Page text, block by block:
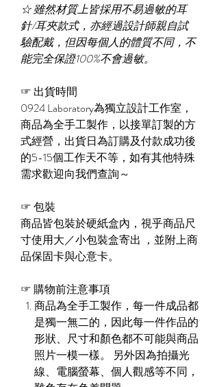
☆雖然材質上皆採用不易過敏的耳
針/耳夾款式，亦經過設計師親自試
驗配戴，但因每個人的體質不同，不
能完全保證100%不會過敏。
☞ 出貨時間
0924 Laboratory為獨立設計工作室，
商品為全手工製作，以接單訂製的方
式經營，出貨日為訂購及付款成功後
的5-15個工作天不等，如有其他特殊
需求歡迎向我們查詢～
☞包裝
商品皆包裝於硬紙盒內，視乎商品尺
寸使用大／小包裝盒寄出 ，並附上商
品保固卡與心意卡。
☞購物前注意事項
商品為全手工製作，每一件成品都
是獨一無二的，因此每一件作品的
形狀、尺寸和顏色都不可能與商品
照片一模一樣。 另外因為拍攝光
線、電腦螢幕、個人觀感等不同，